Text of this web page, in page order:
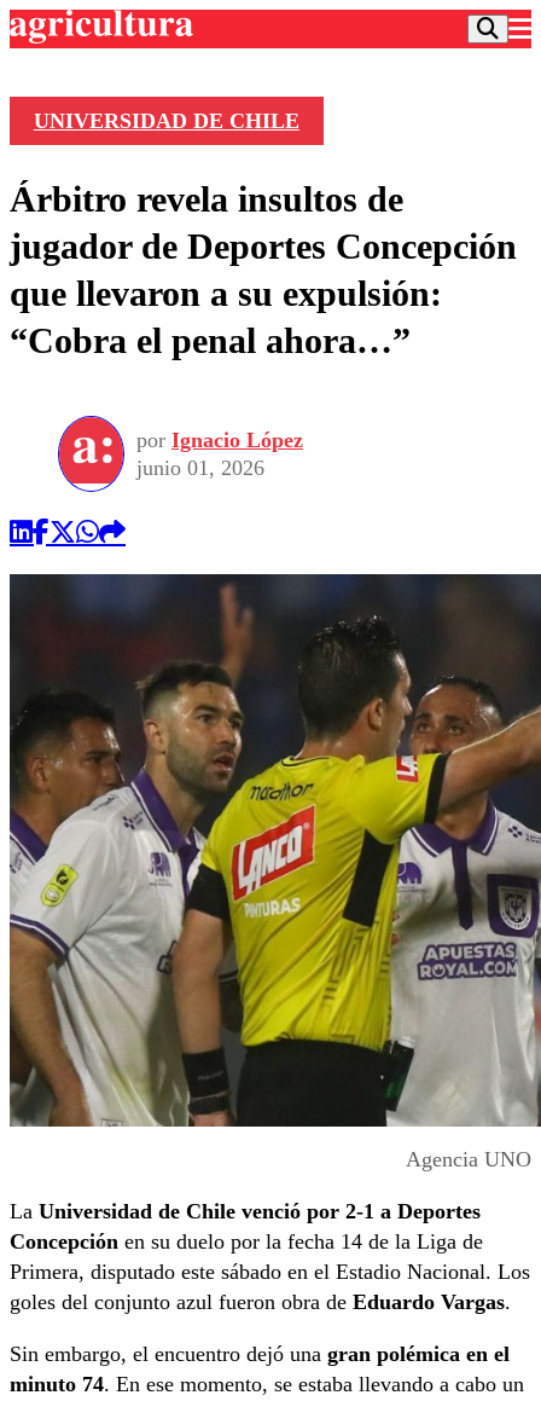
Frecuencias
Agricultura TV
Deportes
Colo Colo
Motor
Torneo Internacional
Torneo Nacional
Entretención
Noticias
Internacional
Nacional
Vida Social
Programas
Comercial
UNIVERSIDAD DE CHILE
Árbitro revela insultos de
jugador de Deportes Concepción
que llevaron a su expulsión:
“Cobra el penal ahora…”
por Ignacio López
junio 01, 2026
Agencia UNO
La Universidad de Chile venció por 2-1 a Deportes
Concepción en su duelo por la fecha 14 de la Liga de
Primera, disputado este sábado en el Estadio Nacional. Los
goles del conjunto azul fueron obra de Eduardo Vargas.
Sin embargo, el encuentro dejó una gran polémica en el
minuto 74. En ese momento, se estaba llevando a cabo un